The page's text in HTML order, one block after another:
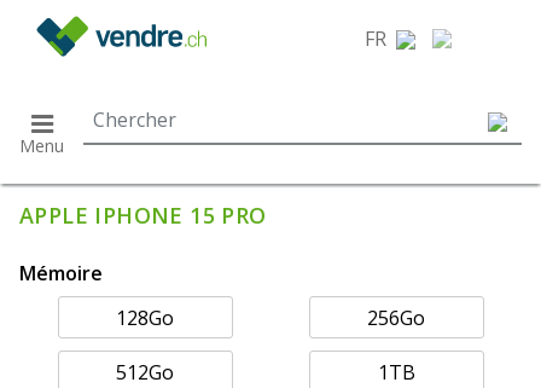
FR
Menu
APPLE IPHONE 15 PRO
Mémoire
128Go
256Go
512Go 1TB